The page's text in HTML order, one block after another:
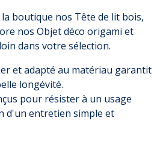
boutique nos Tête de lit bois,
nosObjet déco origami et
dans votre sélection.
et adapté au matériau garantit
longévité.
pour résister à un usage
d'un entretien simple et